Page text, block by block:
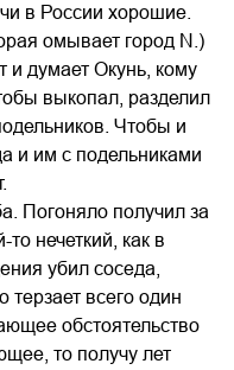
в России хорошие.
омывает город N.)
и думает Окунь, кому
выкопал, разделил
Чтобы и
и им с подельниками
Погоняло получил за
то нечеткий, как в
убил соседа,
терзает всего один
обстоятельство
то получу лет